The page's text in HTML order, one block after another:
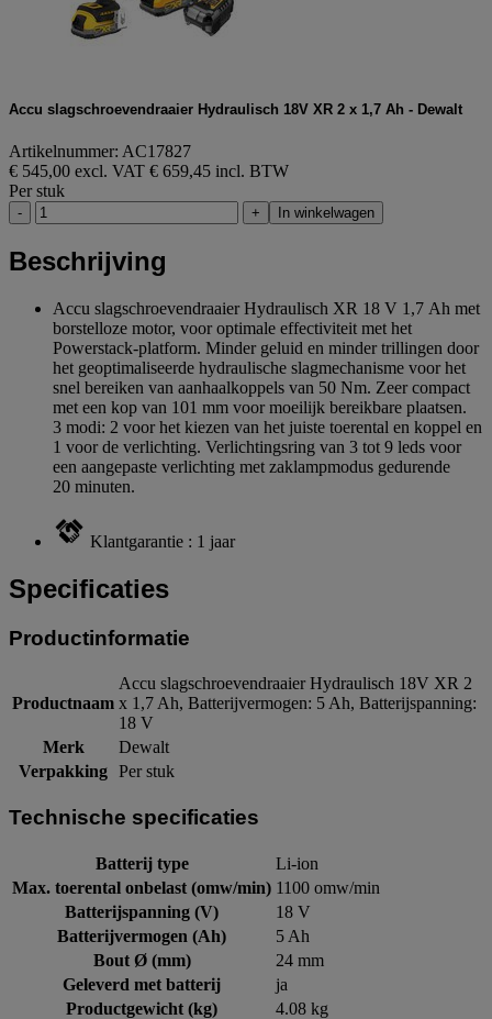
Accu slagschroevendraaier Hydraulisch 18V XR 2 x 1,7 Ah - Dewalt
Artikelnummer: AC17827
€ 545,00 excl. VAT € 659,45 incl. BTW
Per stuk
- + In winkelwagen
Beschrijving
Accu slagschroevendraaier Hydraulisch XR 18 V 1,7 Ah met
borstelloze motor, voor optimale effectiviteit met het
Powerstack-platform. Minder geluid en minder trillingen door
het geoptimaliseerde hydraulische slagmechanisme voor het
snel bereiken van aanhaalkoppels van 50 Nm. Zeer compact
met een kop van 101 mm voor moeilijk bereikbare plaatsen.
3 modi: 2 voor het kiezen van het juiste toerental en koppel en
1 voor de verlichting. Verlichtingsring van 3 tot 9 leds voor
een aangepaste verlichting met zaklampmodus gedurende
20 minuten.
Klantgarantie : 1 jaar
Specificaties
Productinformatie
Productnaam
Accu slagschroevendraaier Hydraulisch 18V XR 2
x 1,7 Ah, Batterijvermogen: 5 Ah, Batterijspanning:
18 V
Merk
Dewalt
Verpakking Per stuk
Technische specificaties
Batterij type
Li-ion
Max. toerental onbelast (omw/min) 1100 omw/min
Batterijspanning (V)
18 V
Batterijvermogen (Ah)
5 Ah
Bout Ø (mm)
24 mm
Geleverd met batterij
ja
Productgewicht (kg)
4.08 kg